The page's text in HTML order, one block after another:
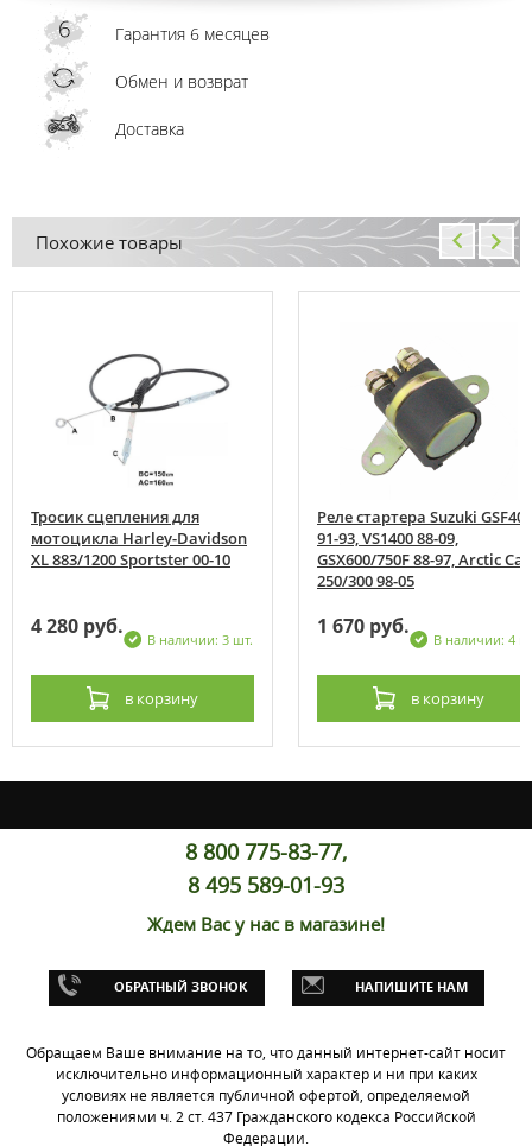
Гарантия 6 месяцев
Обмен и возврат
Доставка
Похожие товары
Тросик сцепления для
мотоцикла Harley-Davidson
XL 883/1200 Sportster 00-10
4 280 руб.
В наличии: 3 шт.
в корзину
Реле стартера Suzuki GSF400
91-93, VS1400 88-09,
GSX600/750F 88-97, Arctic Cat
250/300 98-05
1 670 руб.
В наличии: 4
в корзину
8 800 775-83-77,
8 495 589-01-93
Ждем Вас у нас в магазине!
ОБРАТНЫЙ ЗВОНОК НАПИШИТЕ НАМ
Обращаем Ваше внимание на то, что данный интернет-сайт носит
исключительно информационный характер и ни при каких
условиях не является публичной офертой, определяемой
положениями ч. 2 ст. 437 Гражданского кодекса Российской
Федерации.